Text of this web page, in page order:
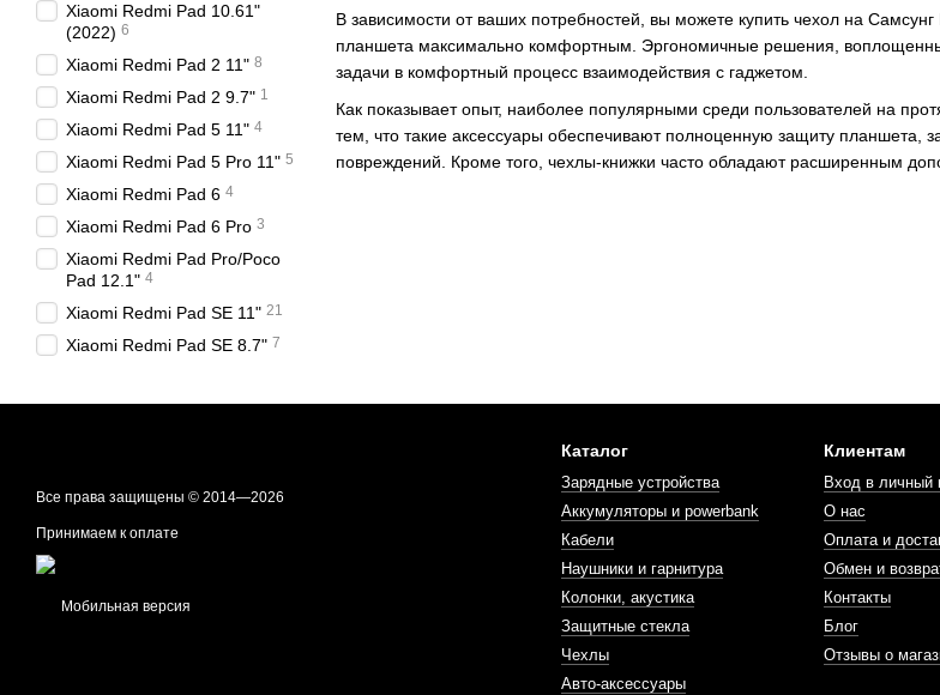
В зависимости от ваших потребностей, вы можете купить чехол на
планшета максимально комфортным. Эргономичные решения,
задачи в комфортный процесс взаимодействия с гаджетом.
Как показывает опыт, наиболее популярными среди пользователей на
тем, что такие аксессуары обеспечивают полноценную защиту планшета,
повреждений. Кроме того, чехлы-книжки часто обладают расширенным
Xiaomi Redmi Pad 10.61"
(2022) 6
Xiaomi Redmi Pad 2 11" 8
Xiaomi Redmi Pad 2 9.7" 1
Xiaomi Redmi Pad 5 11" 4
Xiaomi Redmi Pad 5 Pro 11" 5
Xiaomi Redmi Pad 6 4
Xiaomi Redmi Pad 6 Pro 3
Xiaomi Redmi Pad Pro/Poco
Pad 12.1" 4
Xiaomi Redmi Pad SE 11" 21
Xiaomi Redmi Pad SE 8.7" 7
Все права защищены © 2014—2026
Принимаем к оплате
Мобильная версия
Каталог
Зарядные устройства
Аккумуляторы и powerbank
Кабели
Наушники и гарнитура
Колонки, акустика
Защитные стекла
Чехлы
Авто-аксессуары
Клиентам
Вход в личный
О нас
Оплата и
Обмен и
Контакты
Блог
Отзывы о